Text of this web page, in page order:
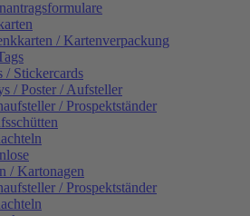
/ Kartenverpackung
/ Stickercards
/ Poster / Aufsteller
/ Prospektständer
/ Kartonagen
/ Prospektständer